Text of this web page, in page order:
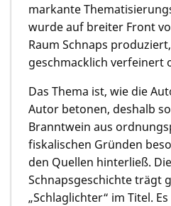
markante
wurde auf breiter Front
Raum Schnaps
geschmacklich verfeinert
Das Thema ist, wie die
Autor betonen, deshalb
Branntwein aus
fiskalischen Gründen
den Quellen hinterließ.
Schnapsgeschichte trägt
„Schlaglichter“ im Titel.